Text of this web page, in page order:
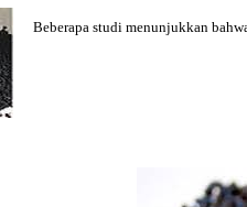
Beberapa studi menunjukkan